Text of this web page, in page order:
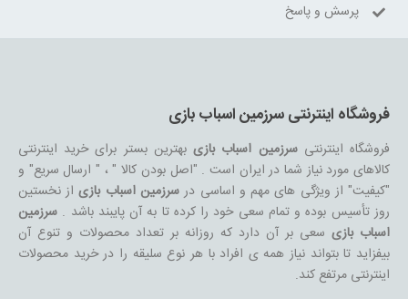
پرسش و پاسخ
فروشگاه اینترنتی سرزمین اسباب بازی
فروشگاه اینترنتیسرزمین اسباب بازیبهترین بستر برای خرید اینترنتی
کالاهای مورد نیاز شما در ایران است . "اصل بودن کالا " ، " ارسال سریع" و
"کیفیت" از ویژگی های مهم و اساسی در سرزمین اسباب بازیاز نخستین
روز تأسیس بوده و تمام سعی خود را کرده تا به آن پایبند باشد .سرزمین
اسباب بازیسعی بر آن دارد که روزانه بر تعداد محصولات و تنوع آن
بیفزاید تا بتواند نیاز همه ی افراد با هر نوع سلیقه را در خرید محصولات
اینترنتی مرتفع کند.